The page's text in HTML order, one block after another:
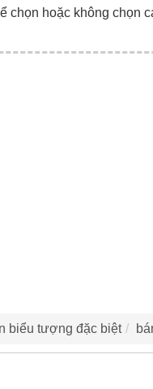
chọn hoặc không chọn
biểu tượng đặc biệt